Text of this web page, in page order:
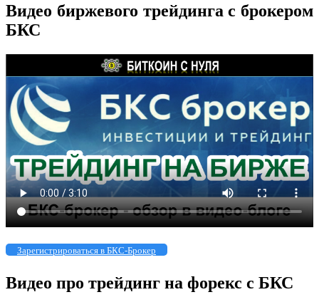
Видео биржевого трейдинга с брокером
БКС
Зарегистрироваться в БКС-Брокер
Видео про трейдинг на форекс с БКС